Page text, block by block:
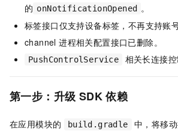
的 onNotificationOpened 。
标签接口仅支持设备标签，不再支持账
channel 进程相关配置接口已删除。
PushControlService 相关长连接控
第一步：升级 SDK 依赖
在应用模块的 build.gradle
中，将移